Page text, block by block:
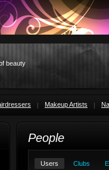
beauty
Makeup Artists
People
Users Clubs